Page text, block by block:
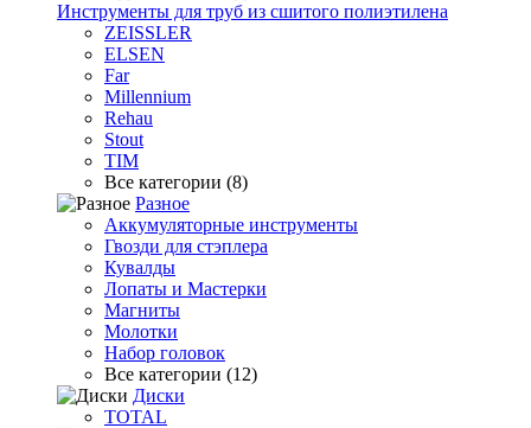
Инструменты для труб из сшитого полиэтилена
ZEISSLER
ELSEN
Far
Millennium
Rehau
Stout
TIM
Все категории (8)
Разное
Аккумуляторные инструменты
Гвозди для стэплера
Кувалды
Лопаты и Мастерки
Магниты
Молотки
Набор головок
Все категории (12)
Диски
TOTAL